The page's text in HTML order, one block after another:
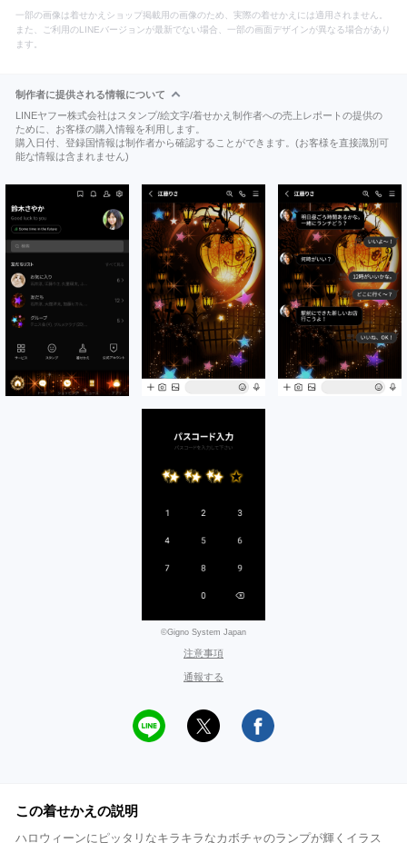
一部の画像は着せかえショップ掲載用の画像のため、実際の着せかえには適用されません。
また、ご利用のLINEバージョンが最新でない場合、一部の画面デザインが異なる場合があり
ます。
制作者に提供される情報について
LINEヤフー株式会社はスタンプ/絵文字/着せかえ制作者への売上レポートの提供の
ために、お客様の購入情報を利用します。
購入日付、登録国情報は制作者から確認することができます。(お客様を直接識別可
能な情報は含まれません)
©Gigno System Japan
注意事項
通報する
この着せかえの説明
ハロウィーンにピッタリなキラキラなカボチャのランプが輝くイラス